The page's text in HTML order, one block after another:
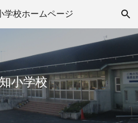
Skip to navigation
学校ホームページ
小学校